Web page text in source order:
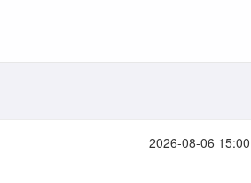
2026-08-06 15:00